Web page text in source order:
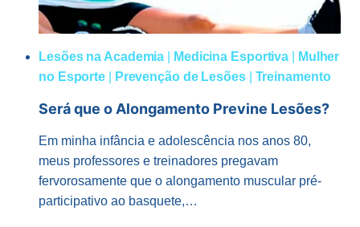
Lesões na Academia Medicina Esportiva
Mulher
no Esporte
Prevenção de Lesões| Treinamento
Será que o Alongamento Previne Lesões?
Em minha infância e adolescência nos anos 80,
meus professores e treinadores pregavam
fervorosamente que o alongamento muscular pré-
participativo ao basquete,…